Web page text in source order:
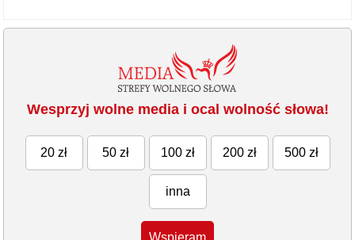
Wesprzyj wolne media i ocal wolność słowa!
20 zł 50 zł 100 zł 200 zł 500 zł
inna
Wspieram